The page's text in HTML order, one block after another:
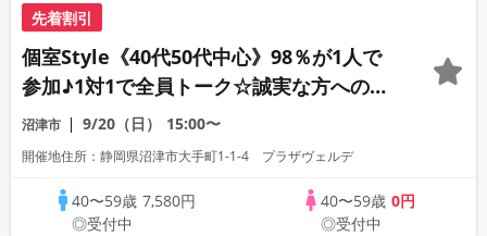
先着割引
個室Style《40代50代中心》98％が1人で
参加♪1対1で全員トーク☆誠実な方への婚
活パーティー
沼津市 9/20（日） 15:00〜
開催地住所：静岡県沼津市大手町1-1-4 プラザヴェルデ
40〜59歳 7,580円
◎受付中
40〜59歳 0円
◎受付中